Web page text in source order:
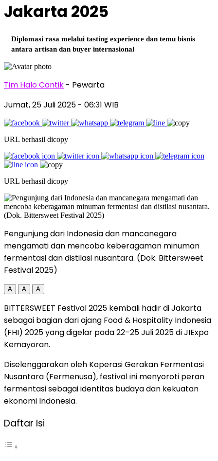
Jakarta 2025
Diplomasi rasa melalui tasting experience dan temu bisnis
antara artisan dan buyer internasional
Tim Halo Cantik - Pewarta
Jumat, 25 Juli 2025 - 06:31 WIB
URL berhasil dicopy
URL berhasil dicopy
Pengunjung dari Indonesia dan mancanegara
mengamati dan mencoba keberagaman minuman
fermentasi dan distilasi nusantara. (Dok. Bittersweet
Festival 2025)
A A A
BITTERSWEET Festival 2025 kembali hadir di Jakarta
sebagai bagian dari ajang Food & Hospitality Indonesia
(FHI) 2025 yang digelar pada 22–25 Juli 2025 di JIExpo
Kemayoran.
Diselenggarakan oleh Koperasi Gerakan Fermentasi
Nusantara (Fermenusa), festival ini menyoroti peran
fermentasi sebagai identitas budaya dan kekuatan
ekonomi Indonesia.
Daftar Isi